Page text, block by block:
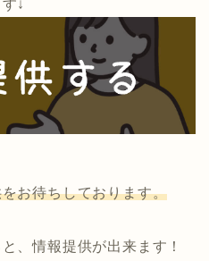
↓
お待ちしております。
、情報提供が出来ます！